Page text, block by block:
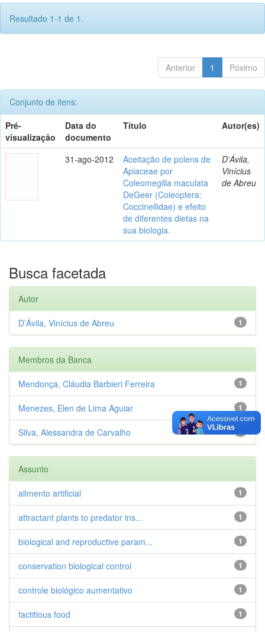
Resultado 1-1 de 1.
Anterior 1 Póximo
Conjunto de itens:
Pré-
visualização
Data do
documento
Título Autor(es)
31-ago-2012
Aceitação de polens de
Apiaceae por
Coleomegilla maculata
DeGeer (Coleoptera:
Coccinellidae) e efeito
de diferentes dietas na
sua biologia.
D’Ávila,
Vinícius
de Abreu
Busca facetada
Autor
1
D’Ávila, Vinícius de Abreu
Membros da Banca
1
Mendonça, Cláudia Barbieri Ferreira
1
Menezes, Elen de Lima Aguiar
Silva, Alessandra de Carvalho
Assunto
1
alimento artificial
1
attractant plants to predator ins...
1
biological and reproductive param...
1
conservation biological control
1
controle biológico aumentativo
1
factitious food